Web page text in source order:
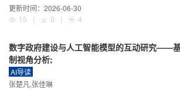
更新时间： 2026-06-30
15
| 0 | 4
数字政府建设与人工智能模型的互动研究——
制视角分析;
AI导读
张楚凡,张佳琳